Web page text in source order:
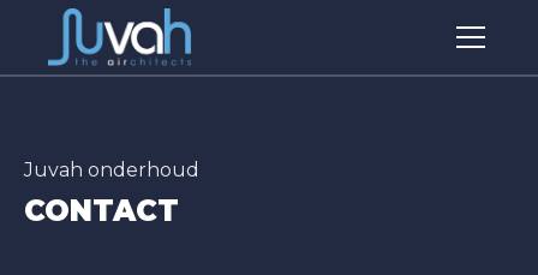
Juvah onderhoud
CONTACT